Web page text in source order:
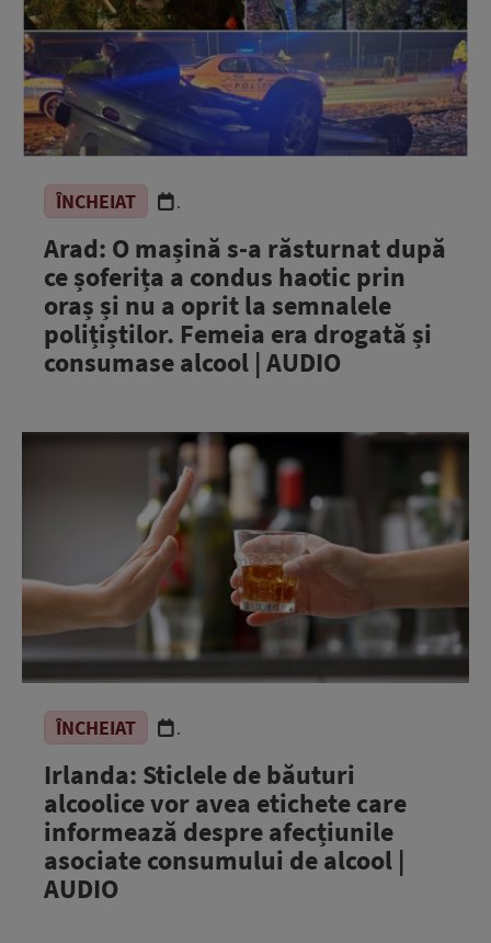
ÎNCHEIAT .
Arad: O mașină s-a răsturnat după
ce șoferița a condus haotic prin
oraș și nu a oprit la semnalele
polițiștilor. Femeia era drogată și
consumase alcool | AUDIO
ÎNCHEIAT .
Irlanda: Sticlele de băuturi
alcoolice vor avea etichete care
informează despre afecțiunile
asociate consumului de alcool |
AUDIO